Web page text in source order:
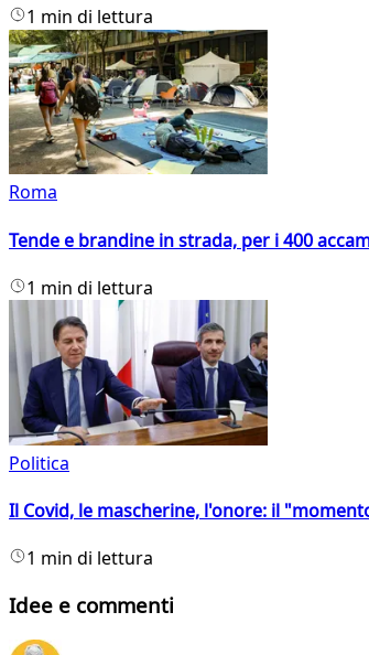
1 min di lettura
Roma
Tende e brandine in strada, per i 400
1 min di lettura
Politica
Il Covid, le mascherine, l'onore: il
1 min di lettura
Idee e commenti